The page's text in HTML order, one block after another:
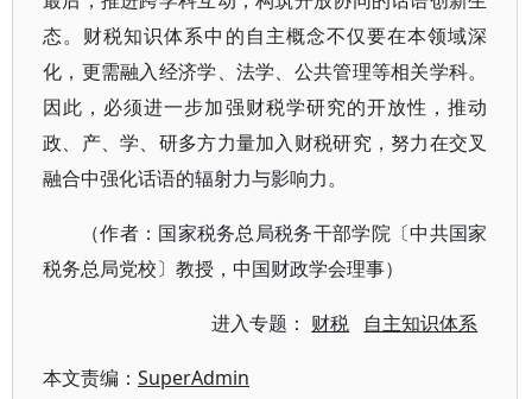
态。财税知识体系中的自主概念不仅要在本领域深
化，更需融入经济学、法学、公共管理等相关学科。
因此，必须进一步加强财税学研究的开放性，推动
政、产、学、研多方力量加入财税研究，努力在交叉
融合中强化话语的辐射力与影响力。
（作者：国家税务总局税务干部学院〔中共国家
税务总局党校〕教授，中国财政学会理事）
进入专题： 财税 自主知识体系
本文责编： SuperAdmin